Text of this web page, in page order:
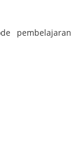
pembelajaran